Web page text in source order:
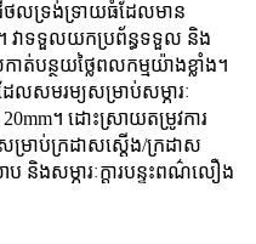
ថល​ទ្រង់ទ្រាយ​ធំ​ដែល​មាន​
។ វាទទួលយកប្រព័ន្ធទទួល និង
ត់បន្ថយថ្លៃពលកម្មយ៉ាងខ្លាំង។
សមរម្យសម្រាប់សម្ភារៈ
។ ដោះស្រាយតម្រូវការ
រាប់ក្រដាសស្តើង/ក្រដាស
ប និងសម្ភារៈក្តារបន្ទះពណ៌លឿង